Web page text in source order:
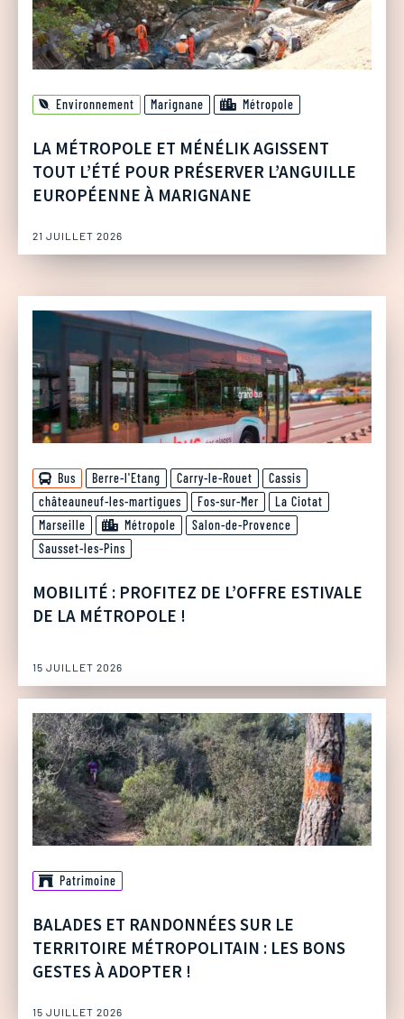
Environnement Marignane Métropole
LA MÉTROPOLE ET MÉNÉLIK AGISSENT
TOUT L’ÉTÉ POUR PRÉSERVER L’ANGUILLE
EUROPÉENNE À MARIGNANE
21 JUILLET 2026
Bus Berre-l'Etang Carry-le-Rouet
Cassis
châteauneuf-les-martigues
Fos-sur-Mer
La Ciotat
Marseille
Métropole
Salon-de-Provence
Sausset-les-Pins
MOBILITÉ : PROFITEZ DE L’OFFRE ESTIVALE
DE LA MÉTROPOLE !
15 JUILLET 2026
Patrimoine
BALADES ET RANDONNÉES SUR LE
TERRITOIRE MÉTROPOLITAIN : LES BONS
GESTES À ADOPTER !
15 JUILLET 2026